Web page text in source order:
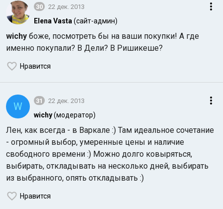
30 22 дек. 2013
Elena Vasta (сайт-админ)
wichy боже, посмотреть бы на ваши покупки! А где
именно покупали? В Дели? В Ришикеше?
Нравится
W 31 22 дек. 2013
wichy(модератор)
Лен, как всегда - в Варкале :) Там идеальное сочетание
- огромный выбор, умеренные цены и наличие
свободного времени :) Можно долго ковыряться,
выбирать, откладывать на несколько дней, выбирать
из выбранного, опять откладывать :)
Нравится